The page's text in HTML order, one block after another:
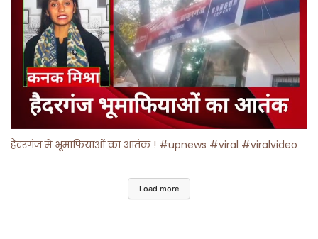
हैदरगंज में भूमाफियाओं का आतंक ! #upnews #viral #viralvideo
Load more